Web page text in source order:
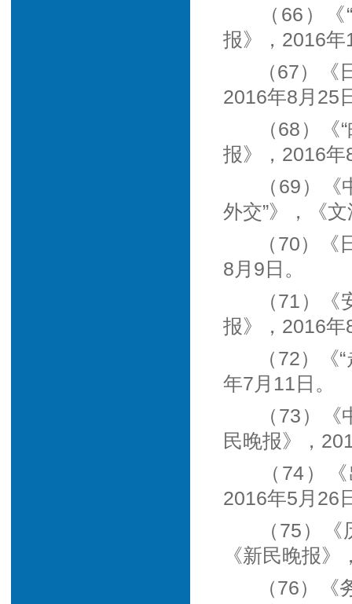
（66）
报》，2016年
（67）
2016年8月25
（68）
报》，2016年
（69）
外交”》，《
（70）
8月9日。
（71）
报》，2016年
（72）
年7月11日。
（73）
民晚报》，
（74）
2016年5月26
（75）
《新民晚报
（76）